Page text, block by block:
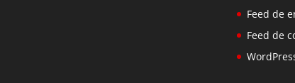
Feed de
Feed de